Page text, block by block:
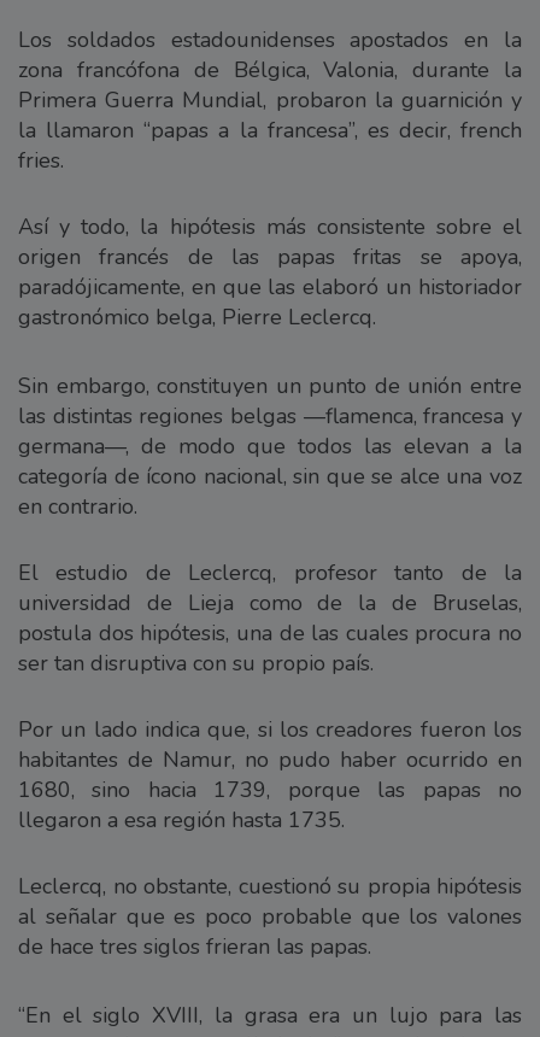
Los soldados estadounidenses apostados en la
zona francófona de Bélgica, Valonia, durante la
Primera Guerra Mundial, probaron la guarnición y
la llamaron “papas a la francesa”, es decir, french
fries.
Así y todo, la hipótesis más consistente sobre el
origen francés de las papas fritas se apoya,
paradójicamente, en que las elaboró un historiador
gastronómico belga, Pierre Leclercq.
Sin embargo, constituyen un punto de unión entre
las distintas regiones belgas —flamenca, francesa y
germana—, de modo que todos las elevan a la
categoría de ícono nacional, sin que se alce una voz
en contrario.
El estudio de Leclercq, profesor tanto de la
universidad de Lieja como de la de Bruselas,
postula dos hipótesis, una de las cuales procura no
ser tan disruptiva con su propio país.
Por un lado indica que, si los creadores fueron los
habitantes de Namur, no pudo haber ocurrido en
1680, sino hacia 1739, porque las papas no
llegaron a esa región hasta 1735.
Leclercq, no obstante, cuestionó su propia hipótesis
al señalar que es poco probable que los valones
de hace tres siglos frieran las papas.
“En el siglo XVIII, la grasa era un lujo para las